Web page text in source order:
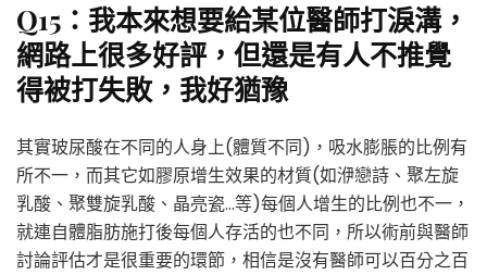
Q15：我本來想要給某位醫師打淚溝，
網路上很多好評，但還是有人不推覺
得被打失敗，我好猶豫
其實玻尿酸在不同的人身上(體質不同)，吸水膨脹的比例有
所不一，而其它如膠原增生效果的材質(如洢戀詩、聚左旋
乳酸、聚雙旋乳酸、晶亮瓷…等)每個人增生的比例也不一，
就連自體脂肪施打後每個人存活的也不同，所以術前與醫師
討論評估才是很重要的環節，相信是沒有醫師可以百分之百